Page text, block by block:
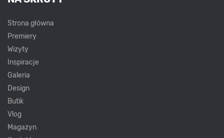
Strona główna
Premiery
Wizyty
Inspiracje
Galeria
Design
Butik
Vlog
Magazyn